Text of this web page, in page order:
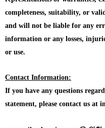
completeness, suitability, or
and will not be liable for any
information or any losses,
or use.
Contact Information:
If you have any questions
statement, please contact us at